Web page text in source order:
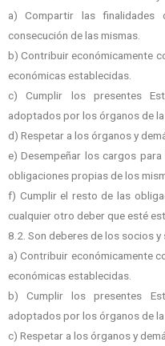
a) Compartir las
consecución de las mismas.
b) Contribuir económicamente
económicas establecidas.
c) Cumplir los presentes
adoptados por los órganos de la
d) Respetar a los órganos y
e) Desempeñar los cargos
obligaciones propias de los
f) Cumplir el resto de las
cualquier otro deber que esté
8.2. Son deberes de los socios
a) Contribuir económicamente
económicas establecidas.
b) Cumplir los presentes
adoptados por los órganos de la
c) Respetar a los órganos y